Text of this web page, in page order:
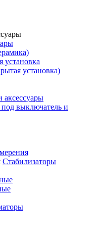
установка)
аксессуары
выключатель и
Стабилизаторы